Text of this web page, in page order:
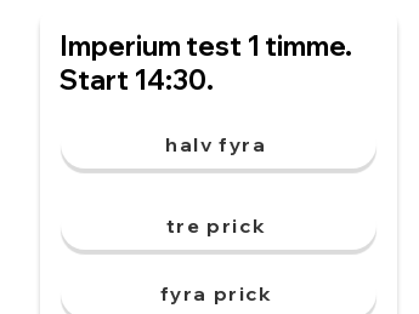
Imperium test 1 timme.
Start 14:30.
halv fyra
tre prick
fyra prick